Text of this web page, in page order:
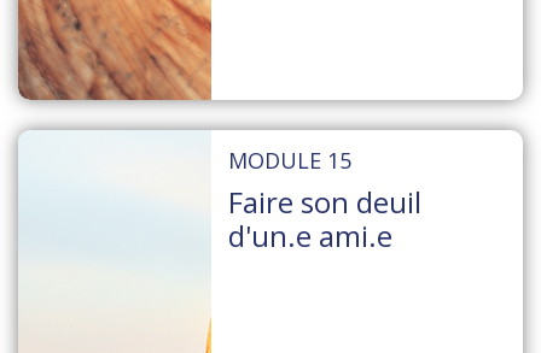
MODULE 15
Faire son deuil
d'un.e ami.e